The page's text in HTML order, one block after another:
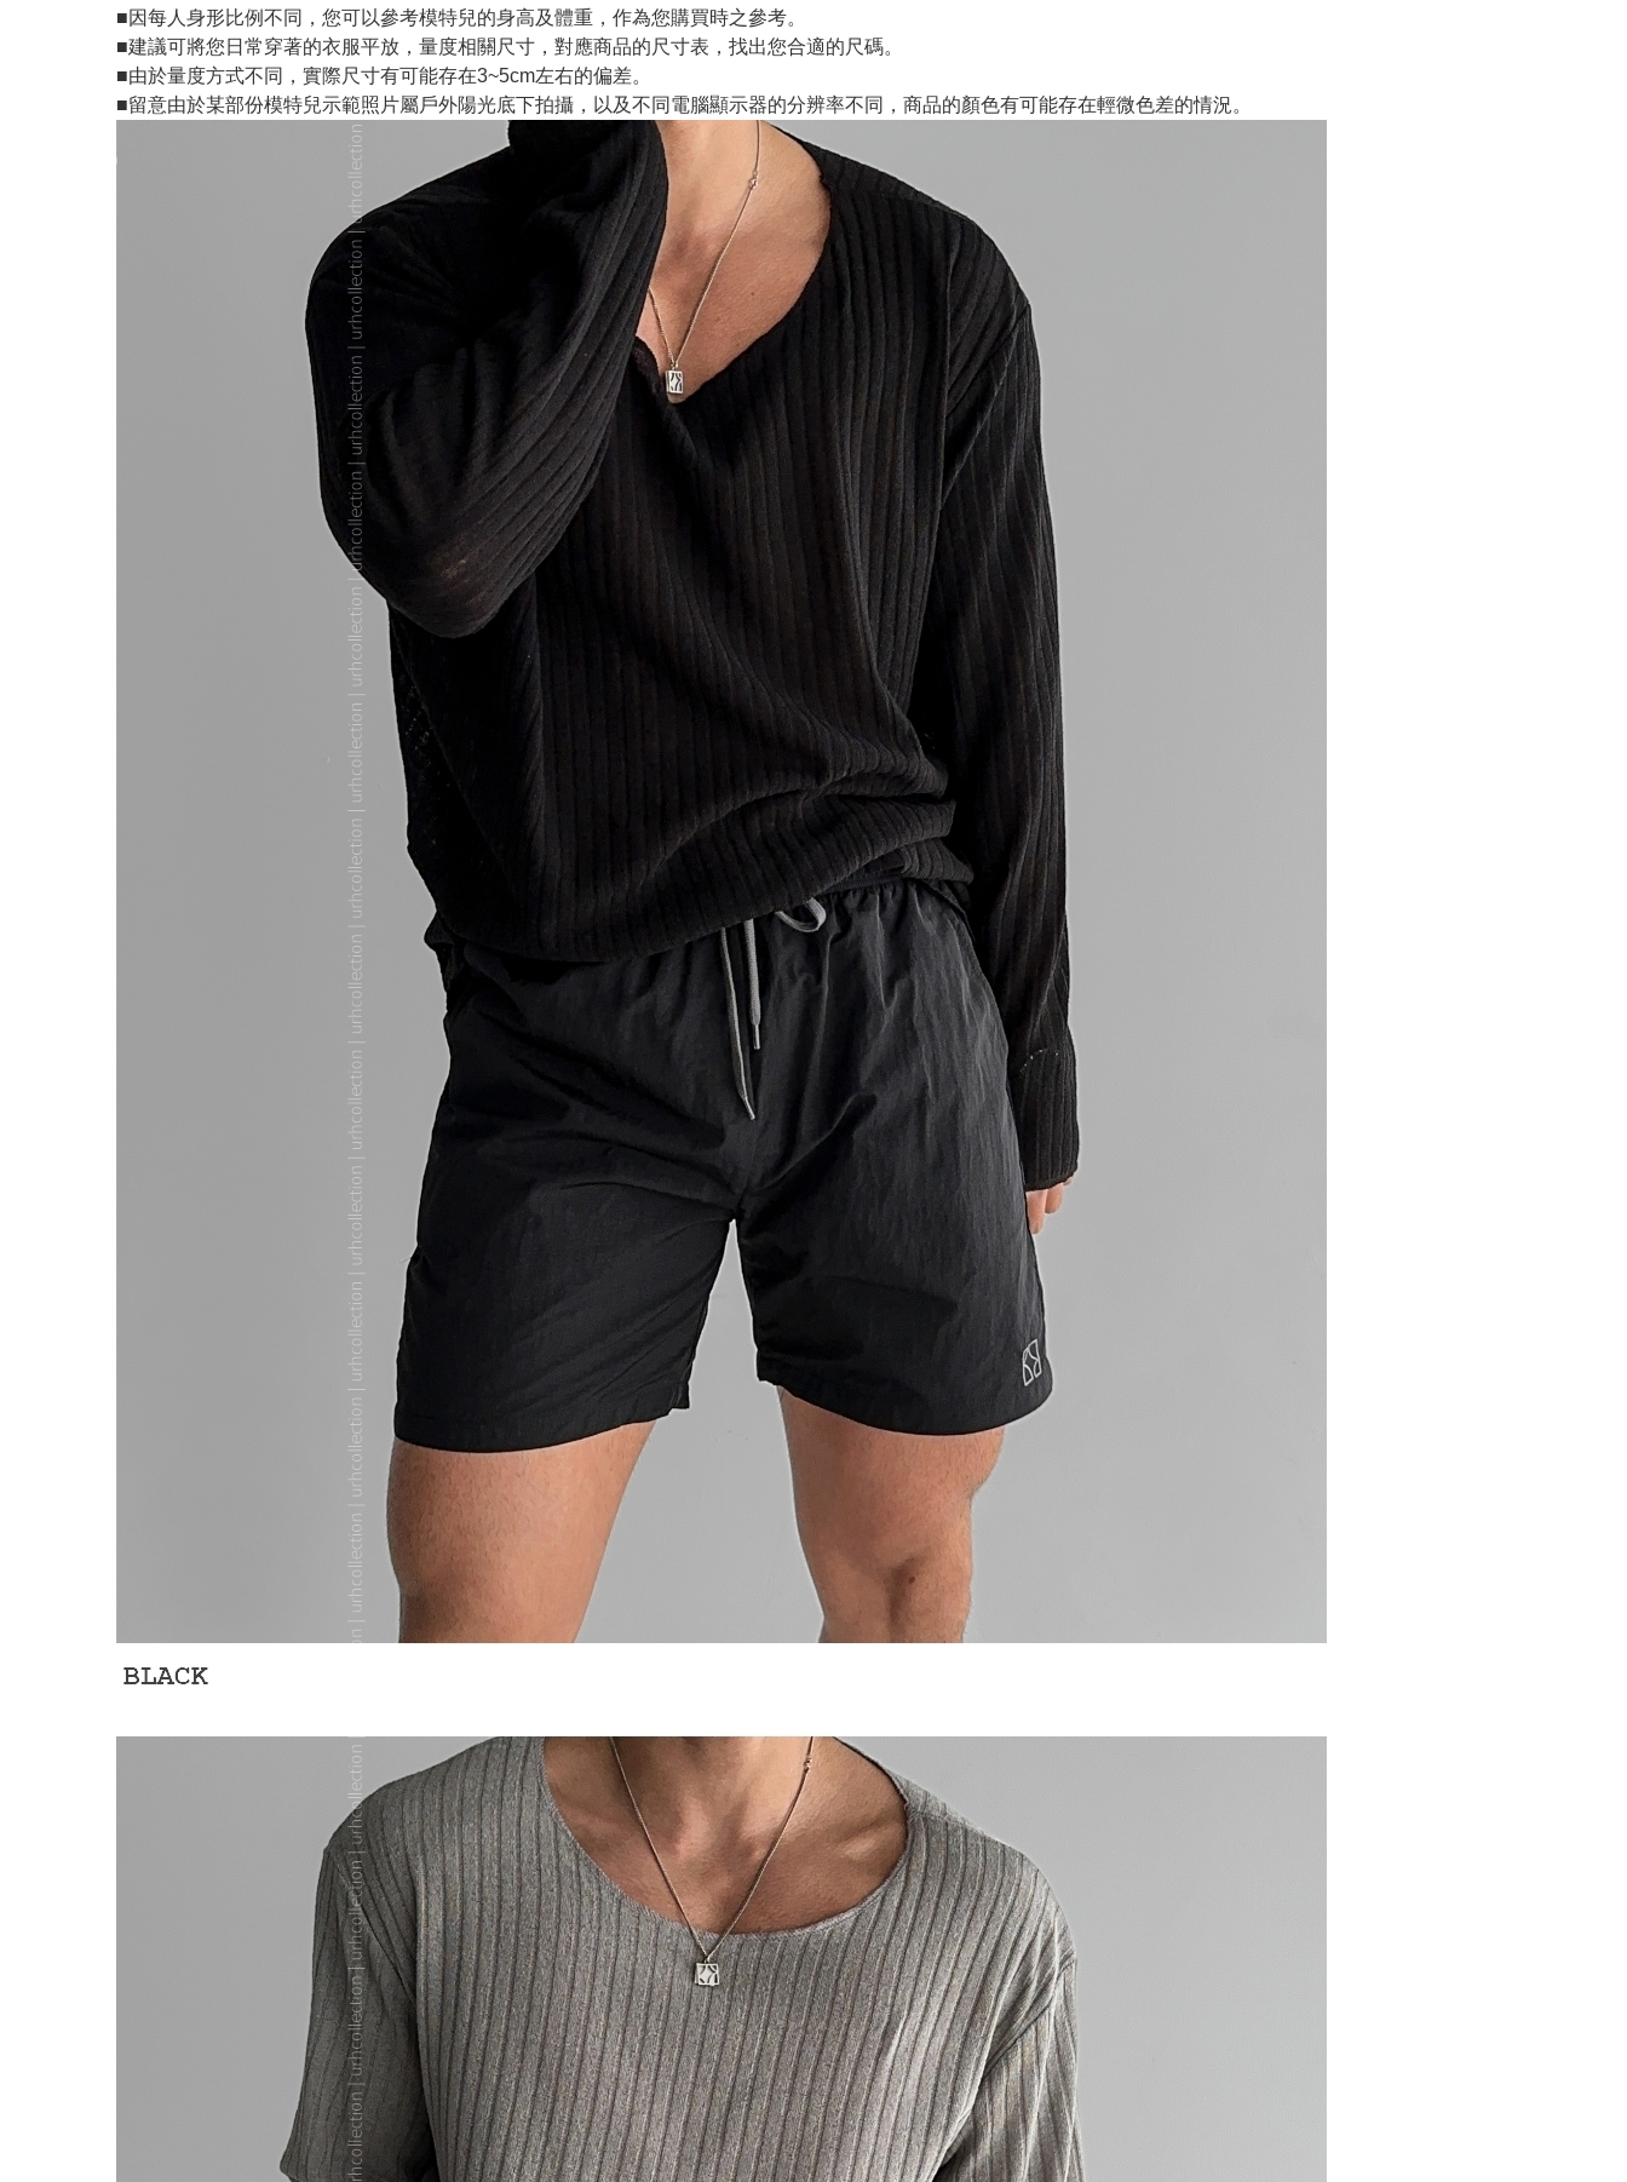
■因每人身形比例不同，您可以參考模特兒的身高及體重，作為您購買時之參考。
■建議可將您日常穿著的衣服平放，量度相關尺寸，對應商品的尺寸表，找出您合適的尺碼。
■由於量度方式不同，實際尺寸有可能存在3~5cm左右的偏差。
■留意由於某部份模特兒示範照片屬戶外陽光底下拍攝，以及不同電腦顯示器的分辨率不同，商品的顏色有可能存在輕微色差的情況。